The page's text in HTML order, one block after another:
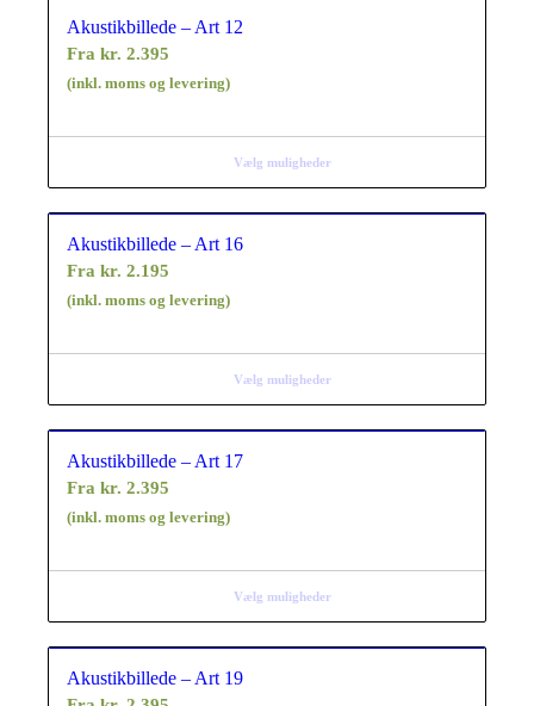
Akustikbillede – Art 12
Frakr. 2.395
(inkl. moms og levering)
Vælg muligheder
Akustikbillede – Art 16
Frakr. 2.195
(inkl. moms og levering)
Vælg muligheder
Akustikbillede – Art 17
Frakr. 2.395
(inkl. moms og levering)
Vælg muligheder
Akustikbillede – Art 19